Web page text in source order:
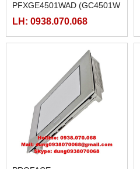
PFXGE4501WAD (GC4501W
)LH: 0938.070.068